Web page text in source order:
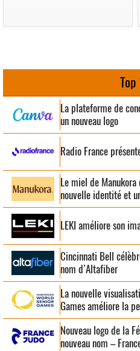
La plateforme de
un nouveau logo
Radio France
Le miel de
nouvelle identité et
LEKI améliore son
Cincinnati Bell
nom d’Altafiber
La nouvelle
Games améliore la
Nouveau logo de la
nouveau nom –